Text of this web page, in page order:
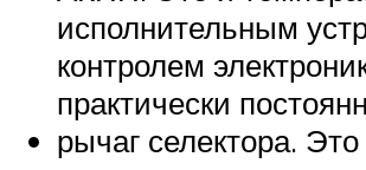
исполнительным
контролем
практически
рычаг селектора.